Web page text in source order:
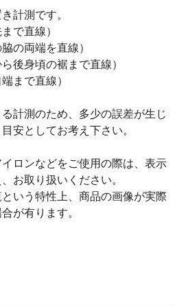
計測です。
で直線）
の両端を直線）
後身頃の裾まで直線）
まで直線）
計測のため、多少の誤差が生じ
安としてお考え下さい。
ロンなどをご使用の際は、表示
お取り扱いください。
いう特性上、商品の画像が実際
が有ります。